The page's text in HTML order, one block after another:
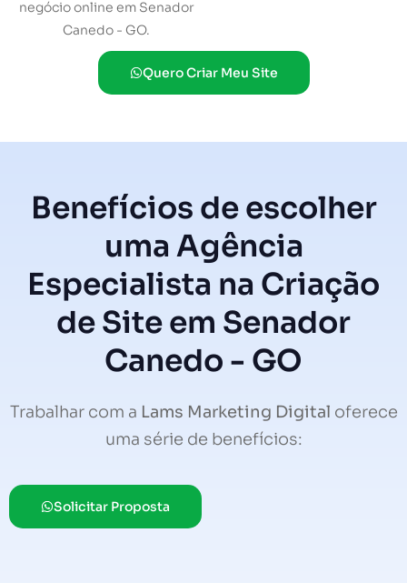
negócio online em Senador
Canedo - GO.
Quero Criar Meu Site
Benefícios de escolher
uma Agência
Especialista na Criação
de Site em Senador
Canedo - GO
Trabalhar com a Lams Marketing Digital oferece
uma série de benefícios:
Solicitar Proposta